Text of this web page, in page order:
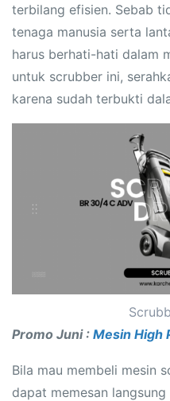
terbilang efisien. Sebab
tenaga manusia serta
harus berhati-hati dalam
untuk scrubber ini,
karena sudah terbukti
Promo Juni : Mesin High
Bila mau membeli mesin
dapat memesan